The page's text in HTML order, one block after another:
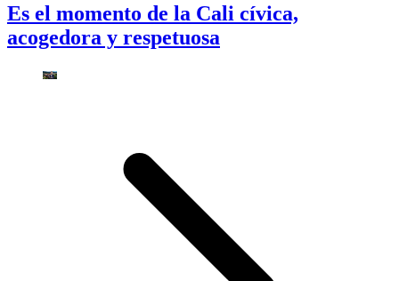
Es el momento de la Cali cívica,
acogedora y respetuosa